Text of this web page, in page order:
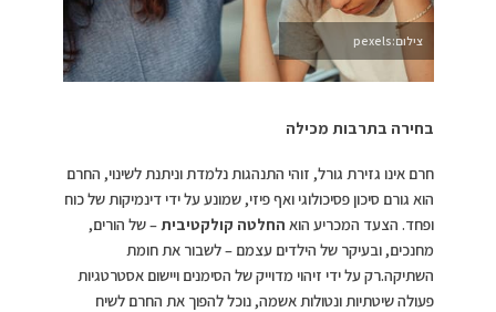
צילום:pexels
בחירה בתרבות מכילה
חרם אינו גזירת גורל, זוהי התנהגות נלמדת וניתנת לשינוי, החרם
הוא גורם סיכון פסיכולוגי ואף פיזי, שמונע על ידי דינמיקות של כוח
ופחד. הצעד המכריע הוא החלטה קולקטיבית– של הורים,
מחנכים, ובעיקר של הילדים עצמם – לשבור את חומת
השתיקה.רק על ידי זיהוי מדוייק של הסימנים ויישום אסטרטגיות
פעולה שיטתיות ונטולות אשמה, נוכל להפוך את החרם לשיח